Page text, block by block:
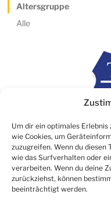
Um dir ein optimales
wie Cookies, um
zuzugreifen. Wenn du
wie das Surfverhalten oder
verarbeiten. Wenn du deine
zurückziehst, können
beeinträchtigt werden.
Altersgruppe
Alle
Rechtliches